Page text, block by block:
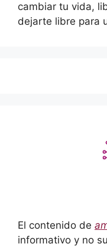
cambiar tu vida,
dejarte libre para
El contenido de
informativo y no